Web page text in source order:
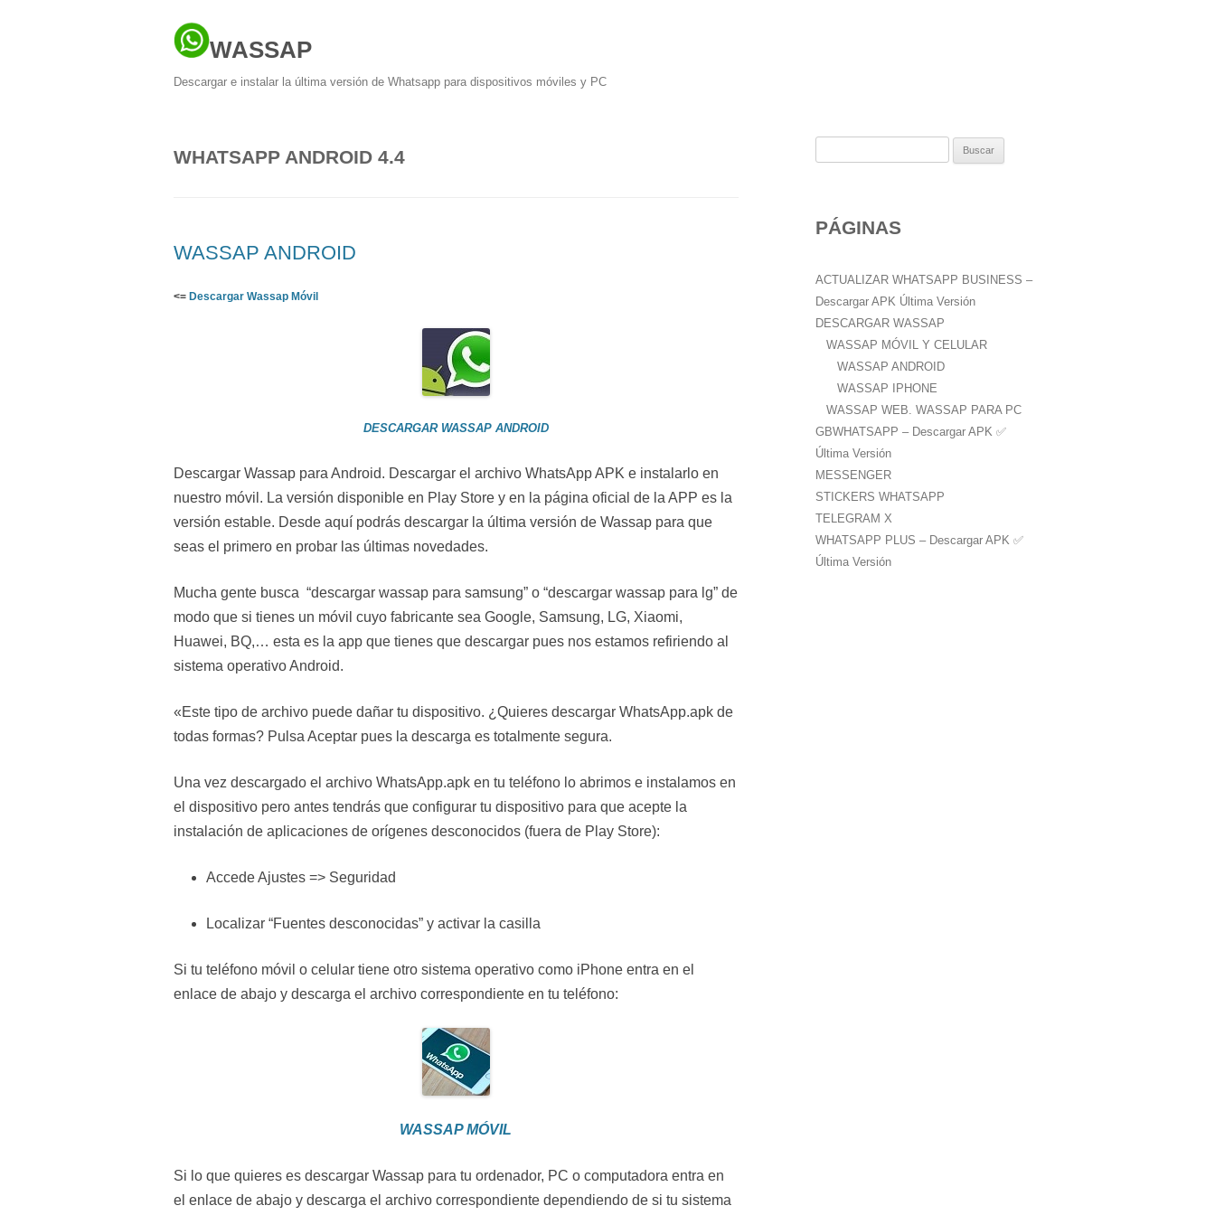
WASSAP
Descargar e instalar la última versión de Whatsapp para dispositivos móviles y PC
WHATSAPP ANDROID 4.4
WASSAP ANDROID
<= Descargar Wassap Móvil
DESCARGAR WASSAP ANDROID
Descargar Wassap para Android. Descargar el archivo WhatsApp APK e instalarlo en
nuestro móvil. La versión disponible en Play Store y en la página oficial de la APP es la
versión estable. Desde aquí podrás descargar la última versión de Wassap para que
seas el primero en probar las últimas novedades.
Mucha gente busca “descargar wassap para samsung” o “descargar wassap para lg” de
modo que si tienes un móvil cuyo fabricante sea Google, Samsung, LG, Xiaomi,
Huawei, BQ,… esta es la app que tienes que descargar pues nos estamos refiriendo al
sistema operativo Android.
«Este tipo de archivo puede dañar tu dispositivo. ¿Quieres descargar WhatsApp.apk de
todas formas? Pulsa Aceptar pues la descarga es totalmente segura.
Una vez descargado el archivo WhatsApp.apk en tu teléfono lo abrimos e instalamos en
el dispositivo pero antes tendrás que configurar tu dispositivo para que acepte la
instalación de aplicaciones de orígenes desconocidos (fuera de Play Store):
Accede Ajustes => Seguridad
Localizar “Fuentes desconocidas” y activar la casilla
Si tu teléfono móvil o celular tiene otro sistema operativo como iPhone entra en el
enlace de abajo y descarga el archivo correspondiente en tu teléfono:
WASSAP MÓVIL
Si lo que quieres es descargar Wassap para tu ordenador, PC o computadora entra en
el enlace de abajo y descarga el archivo correspondiente dependiendo de si tu sistema
a
:
PÁGINAS
ACTUALIZAR WHATSAPP BUSINESS –
Descargar APK Última Versión
DESCARGAR WASSAP
WASSAP MÓVIL Y CELULAR
WASSAP ANDROID
WASSAP IPHONE
WASSAP WEB. WASSAP PARA PC
GBWHATSAPP – Descargar APK ✅️
Última Versión
MESSENGER
STICKERS WHATSAPP
TELEGRAM X
WHATSAPP PLUS – Descargar APK ✅️
Última Versión